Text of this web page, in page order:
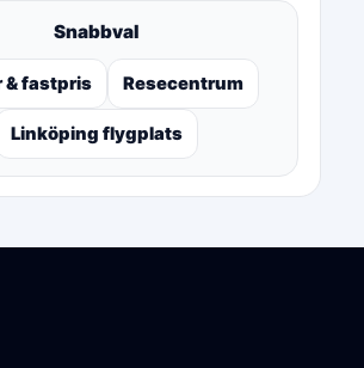
Snabbval
& fastpris Resecentrum
Linköping flygplats